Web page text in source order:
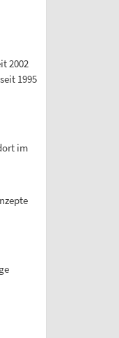
2002
1995
im